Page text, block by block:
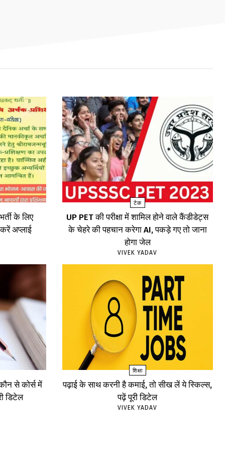
के लिए
अप्लाई
टेक
UP PET की परीक्षा में शामिल होने वाले कैंडीडेट्स
के चेहरे की पहचान करेगा AI, पकड़े गए तो जाना
होगा जेल
VIVEK YADAV
से कोर्स में
डिटेल
शिक्षा
पढ़ाई के साथ करनी है कमाई, तो सीख लें ये स्किल्स,
पढ़ें पूरी डिटेल
VIVEK YADAV